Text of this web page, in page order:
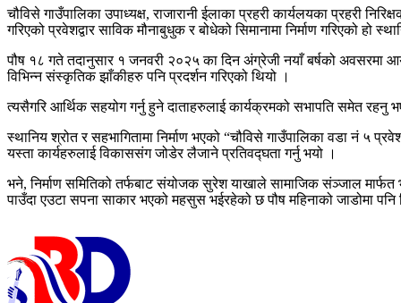
चौविसे गाउँपालिका उपाध्यक्ष, राजारानी ईलाका प्रहरी कार्यलयका प्रहरी
गरिएको प्रवेशद्वार साविक मौनाबुधुक र बोधेको सिमानामा निर्माण गरिएको
पौष १८ गते तदानुसार १ जनवरी २०२५ का दिन अंग्रेजी नयाँ बर्षको अवसरमा
विभिन्न संस्कृतिक झाँकीहरु पनि प्रदर्शन गरिएको थियो ।
त्यसैगरि आर्थिक सहयोग गर्नु हुने दाताहरुलाई कार्यक्रमको सभापति समेत रहनु
स्थानिय श्रोत र सहभागितामा निर्माण भएको “चौविसे गाउँपालिका वडा नं ५
यस्ता कार्यहरुलाई विकाससंग जोडेर लैजाने प्रतिवद्घता गर्नु भयो ।
भने, निर्माण समितिको तर्फबाट संयोजक सुरेश याखाले सामाजिक संञ्जाल मार्फत
पाउँदा एउटा सपना साकार भएको महसुस भईरहेको छ पौष महिनाको जाडोमा